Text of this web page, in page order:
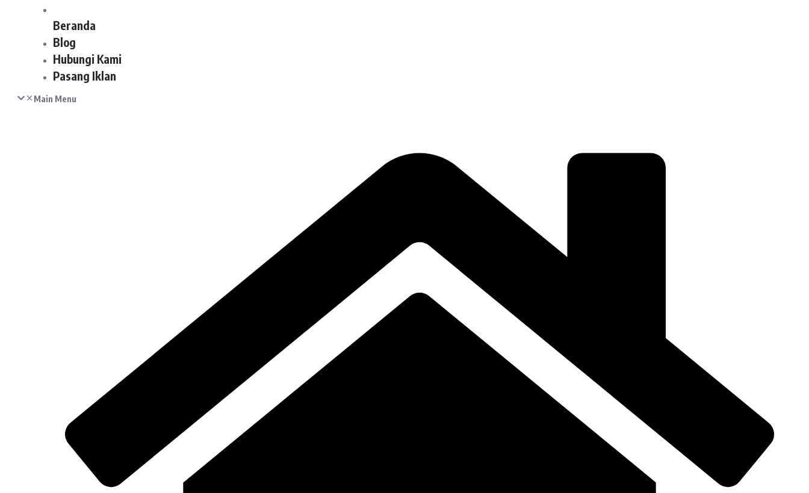
Beranda
Blog
Hubungi Kami
Pasang Iklan
Main Menu